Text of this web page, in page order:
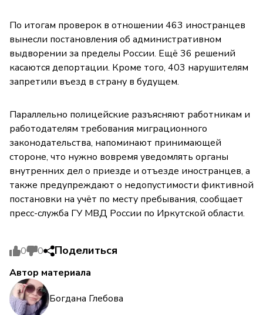
По итогам проверок в отношении 463 иностранцев
вынесли постановления об административном
выдворении за пределы России. Ещё 36 решений
касаются депортации. Кроме того, 403 нарушителям
запретили въезд в страну в будущем.
Параллельно полицейские разъясняют работникам и
работодателям требования миграционного
законодательства, напоминают принимающей
стороне, что нужно вовремя уведомлять органы
внутренних дел о приезде и отъезде иностранцев, а
также предупреждают о недопустимости фиктивной
постановки на учёт по месту пребывания, сообщает
пресс-служба ГУ МВД России по Иркутской области.
0 0 Поделиться
Автор материала
Богдана Глебова